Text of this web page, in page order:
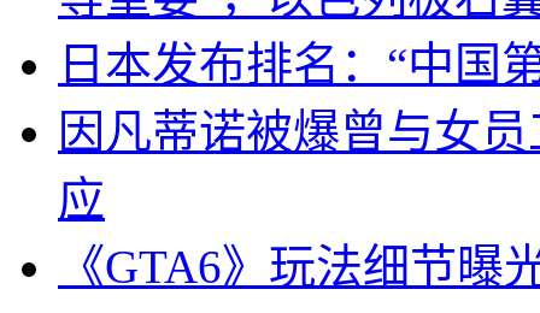
日本发布排名：“中国
因凡蒂诺被爆曾与女
应
《GTA6》玩法细节